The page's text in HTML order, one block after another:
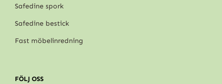
Safedine spork
Safedine bestick
Fast möbelinredning
FÖLJ OSS